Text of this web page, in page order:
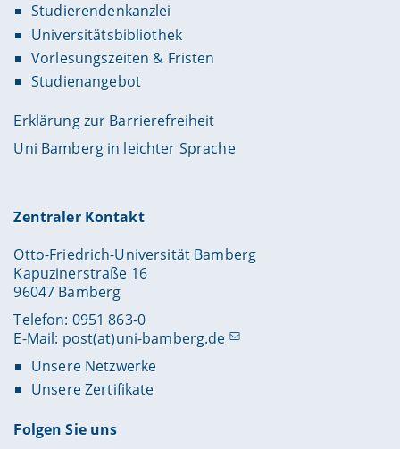
Studierendenkanzlei
Universitätsbibliothek
Vorlesungszeiten & Fristen
Studienangebot
Erklärung zur Barrierefreiheit
Uni Bamberg in leichter Sprache
Zentraler Kontakt
Otto-Friedrich-Universität Bamberg
Kapuzinerstraße 16
96047 Bamberg
Telefon: 0951 863-0
E-Mail: post(at)uni-bamberg.de
Unsere Netzwerke
Unsere Zertifikate
Folgen Sie uns